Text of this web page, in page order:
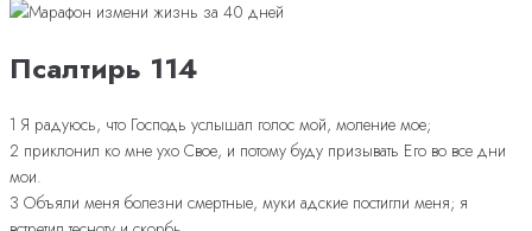
Псалтирь 114
1 Я радуюсь, что Господь услышал голос мой, моление мое;
2 приклонил ко мне ухо Свое, и потому буду призывать Его во все дни
мои.
3 Объяли меня болезни смертные, муки адские постигли меня; я